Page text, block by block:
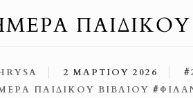
ΠΑΙΔΙΚΟΎ
2 ΜΑΡΤΊΟΥ 2026 #
ΠΑΙΔΙΚΟΎ ΒΙΒΛΊΟΥ #